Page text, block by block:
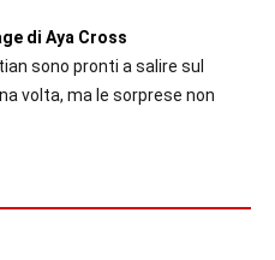
di Aya Cross
sono pronti a salire sul
volta, ma le sorprese non